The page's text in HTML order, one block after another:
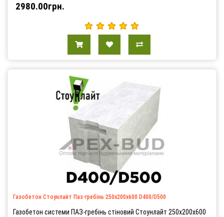
2980.00грн.
Газобетон Стоунлайт Паз-гребінь 250х200х600 D400/D500
Газобетон системи ПАЗ-гребінь стіновий Стоунлайт 250х200х600